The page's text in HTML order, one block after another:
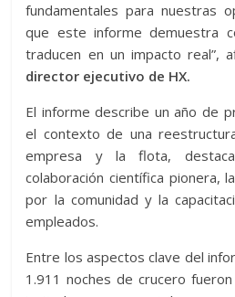
fundamentales para nuestras
que este informe demuestra
traducen en un impacto real”,
director ejecutivo de HX.
El informe describe un año de
el contexto de una
empresa y la flota,
colaboración científica pionera,
por la comunidad y la
empleados.
Entre los aspectos clave del
1.911 noches de crucero